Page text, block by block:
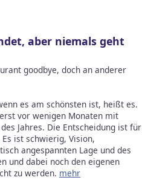
aber niemals geht
goodbye, doch an anderer
es am schönsten ist, heißt es.
vor wenigen Monaten mit
Jahres. Die Entscheidung ist für
ist schwierig, Vision,
angespannten Lage und des
und dabei noch den eigenen
zu werden. mehr